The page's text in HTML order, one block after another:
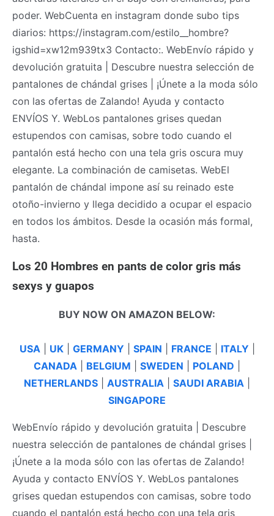
poder. WebCuenta en instagram donde subo tips
diarios: https://instagram.com/estilo__hombre?
igshid=xw12m939tx3 Contacto:. WebEnvío rápido y
devolución gratuita | Descubre nuestra selección de
pantalones de chándal grises | ¡Únete a la moda sólo
con las ofertas de Zalando! Ayuda y contacto
ENVÍOS Y. WebLos pantalones grises quedan
estupendos con camisas, sobre todo cuando el
pantalón está hecho con una tela gris oscura muy
elegante. La combinación de camisetas. WebEl
pantalón de chándal impone así su reinado este
otoño-invierno y llega decidido a ocupar el espacio
en todos los ámbitos. Desde la ocasión más formal,
hasta.
Los 20 Hombres en pants de color gris más
sexys y guapos
BUY NOW ON AMAZON BELOW:
USA UK| GERMANY SPAIN FRANCE ITALY
CANADA
BELGIUM SWEDEN POLAND
NETHERLANDS
AUSTRALIA SAUDI ARABIA
SINGAPORE
WebEnvío rápido y devolución gratuita | Descubre
nuestra selección de pantalones de chándal grises |
¡Únete a la moda sólo con las ofertas de Zalando!
Ayuda y contacto ENVÍOS Y. WebLos pantalones
grises quedan estupendos con camisas, sobre todo
cuando el pantalón está hecho con una tela gris